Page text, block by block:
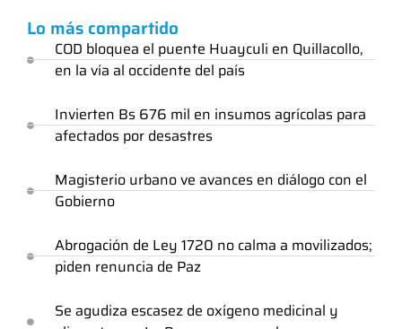
Lo más compartido
COD bloquea el puente Huayculi en Quillacollo,
en la vía al occidente del país
Invierten Bs 676 mil en insumos agrícolas para
afectados por desastres
Magisterio urbano ve avances en diálogo con el
Gobierno
Abrogación de Ley 1720 no calma a movilizados;
piden renuncia de Paz
Se agudiza escasez de oxígeno medicinal y